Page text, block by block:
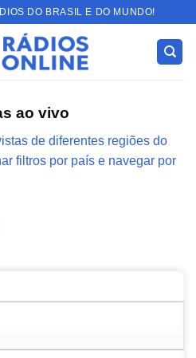
DO BRASIL E DO MUNDO!
ao vivo
de diferentes regiões do
filtros por país e navegar por